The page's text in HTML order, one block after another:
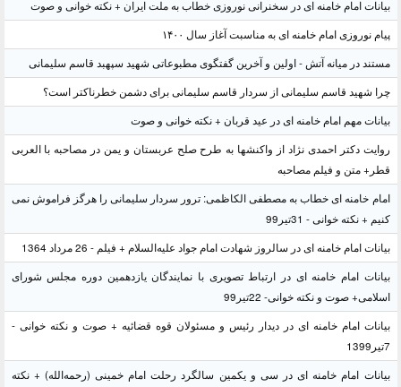
بیانات امام خامنه ای در سخنرانی نوروزی خطاب به ملت ایران + نکته خوانی و صوت
پیام نوروزی امام خامنه ای به مناسبت آغاز سال ۱۴۰۰
مستند در میانه آتش - اولین و آخرین گفتگوی مطبوعاتی شهید سپهبد قاسم سلیمانی
چرا شهید قاسم سلیمانی از سردار قاسم سلیمانی برای دشمن خطرناکتر است؟
بیانات مهم امام خامنه ای در عید قربان + نکته خوانی و صوت
روایت دکتر احمدی نژاد از واکنشها به طرح صلح عربستان و یمن در مصاحبه با العربی
قطر+ متن و فیلم مصاحبه
امام خامنه ای خطاب به مصطفی الکاظمی: ترور سردار سلیمانی را هرگز فراموش نمی
کنیم + نکته خوانی - 31تیر99
بیانات امام خامنه ای در سالروز شهادت امام جواد علیه‌السلام + فیلم - 26 مرداد 1364
بیانات امام خامنه ای در ارتباط تصویری با نمایندگان یازدهمین دوره مجلس شورای
اسلامی+ صوت و نکته خوانی- 22تیر99
بیانات امام خامنه ای در دیدار رئیس و مسئولان قوه قضائیه + صوت و نکته خوانی -
7تیر1399
بیانات امام خامنه ای در سی و یکمین سالگرد رحلت امام خمینی (رحمه‌الله) + نکته